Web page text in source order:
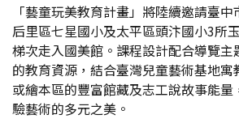
「藝童玩美教育計畫」將陸續邀請臺中
后里區七星國小及太平區頭汴國小3所
梯次走入國美館。課程設計配合導覽主
的教育資源，結合臺灣兒童藝術基地寓
或繪本區的豐富館藏及志工說故事能
驗藝術的多元之美。